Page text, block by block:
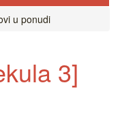
u ponudi
3]